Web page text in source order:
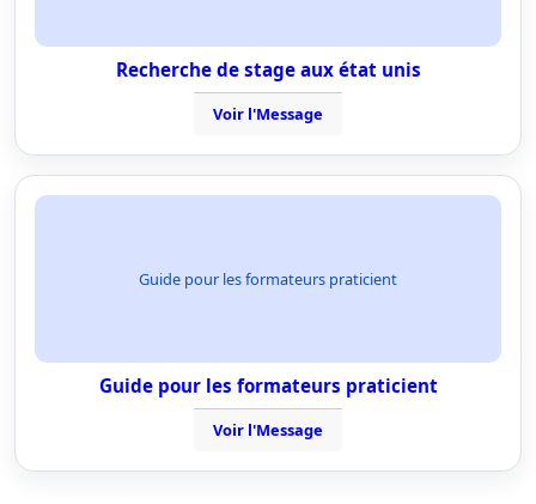
Recherche de stage aux état unis
Voir l'Message
Guide pour les formateurs praticient
Guide pour les formateurs praticient
Voir l'Message